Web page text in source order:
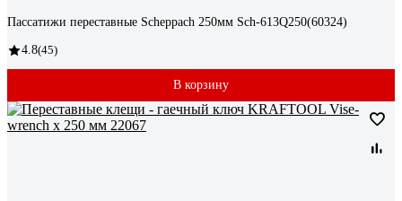
Пассатижи переставные Scheppach 250мм Sch-613Q250(60324)
4.8(45)
В корзину